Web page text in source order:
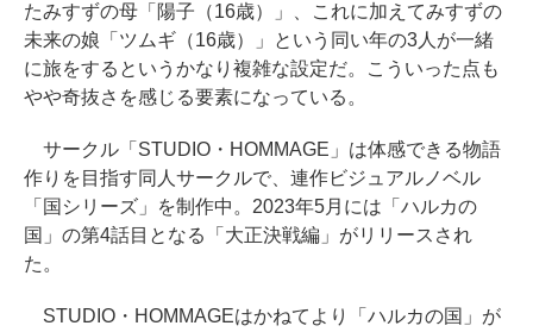
たみすずの母「陽子（16歳）」、これに加えてみすずの
未来の娘「ツムギ（16歳）」という同い年の3人が一緒
に旅をするというかなり複雑な設定だ。こういった点も
やや奇抜さを感じる要素になっている。
サークル「STUDIO・HOMMAGE」は体感できる物語
作りを目指す同人サークルで、連作ビジュアルノベル
「国シリーズ」を制作中。2023年5月には「ハルカの
国」の第4話目となる「大正決戦編」がリリースされ
た。
STUDIO・HOMMAGEはかねてより「ハルカの国」が